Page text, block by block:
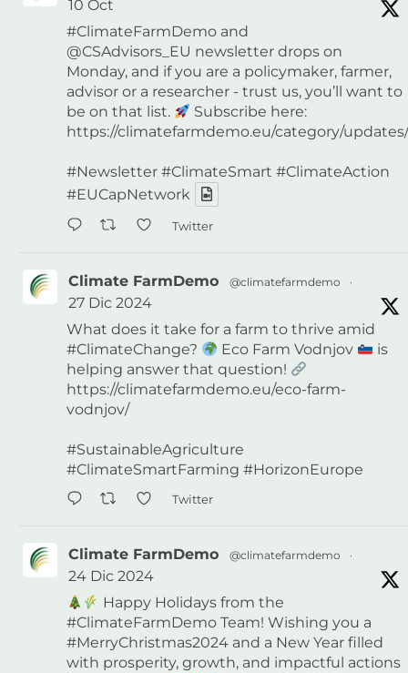
10 Oct
#ClimateFarmDemo and
@CSAdvisors_EU newsletter drops on
Monday, and if you are a policymaker, farmer,
advisor or a researcher - trust us, you’ll want to
be on that list.
Subscribe here:
https://climatefarmdemo.eu/category/
#Newsletter #ClimateSmart #ClimateAction
#EUCapNetwork
Twitter
Climate FarmDemo @climatefarmdemo ·
27 Dic 2024
What does it take for a farm to thrive amid
#ClimateChange? Eco Farm Vodnjov
is
helping answer that question!
https://climatefarmdemo.eu/eco-farm-
vodnjov/
#SustainableAgriculture
#ClimateSmartFarming #HorizonEurope
Twitter
Climate FarmDemo @climatefarmdemo ·
24 Dic 2024
Happy Holidays from the
#ClimateFarmDemo Team! Wishing you a
#MerryChristmas2024 and a New Year filled
with prosperity, growth, and impactful actions